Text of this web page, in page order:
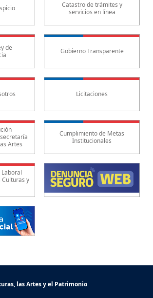
Catastro de trámites y
servicios en línea
de
Gobierno Transparente
Licitaciones
Artes
Cumplimiento de Metas
Institucionales
Culturas y
las Artes y el Patrimonio